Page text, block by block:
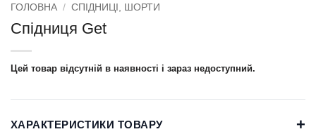
ГОЛОВНА / СПІДНИЦІ, ШОРТИ
Спідниця Get
Цей товар відсутній в наявності і зараз недоступний.
ХАРАКТЕРИСТИКИ ТОВАРУ +